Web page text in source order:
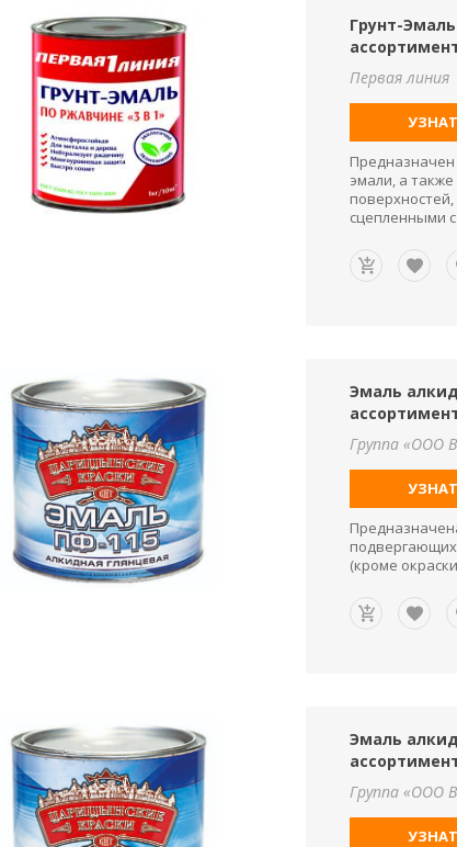
Грунт-
Первая линия
Предназначен
эмали, а
сцепленными
Эмаль
Группа «ООО
(кроме
Эмаль
Группа «ООО